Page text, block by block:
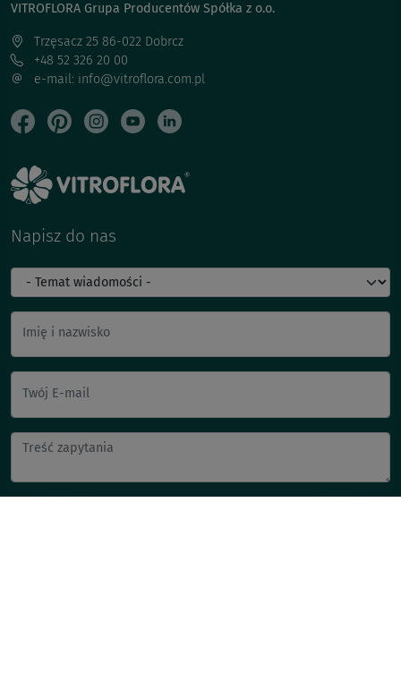
VITROFLORA Grupa Producentów Spółka z o.o.
Trzęsacz 25 86-022 Dobrcz
+48 52 326 20 00
e-mail: info@vitroflora.com.pl
Napisz do nas
Imię i nazwisko
Twój E-mail